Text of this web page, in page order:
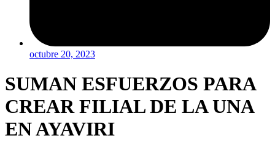
octubre 20, 2023
SUMAN ESFUERZOS PARA
CREAR FILIAL DE LA UNA
EN AYAVIRI